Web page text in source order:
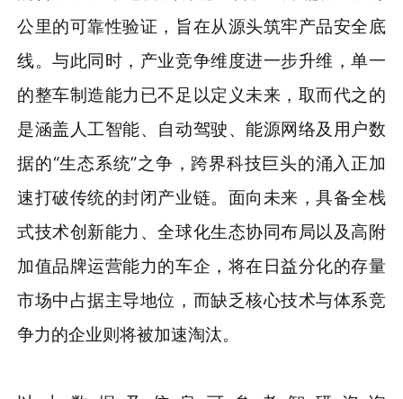
公里的可靠性验证，旨在从源头筑牢产品安全底
线。与此同时，产业竞争维度进一步升维，单一
的整车制造能力已不足以定义未来，取而代之的
是涵盖人工智能、自动驾驶、能源网络及用户数
据的“生态系统”之争，跨界科技巨头的涌入正加
速打破传统的封闭产业链。面向未来，具备全栈
式技术创新能力、全球化生态协同布局以及高附
加值品牌运营能力的车企，将在日益分化的存量
市场中占据主导地位，而缺乏核心技术与体系竞
争力的企业则将被加速淘汰。